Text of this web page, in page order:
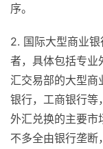
序。
2. 国际大型商业
者，具体包括专业
汇交易部的大型商
银行，工商银行等
外汇兑换的主要市
不多全由银行垄断